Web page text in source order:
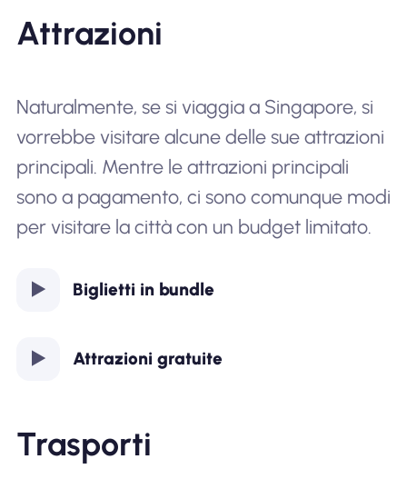
Attrazioni
Naturalmente, se si viaggia a Singapore, si
vorrebbe visitare alcune delle sue attrazioni
principali. Mentre le attrazioni principali
sono a pagamento, ci sono comunque modi
per visitare la città con un budget limitato.
Biglietti in bundle
Attrazioni gratuite
Trasporti